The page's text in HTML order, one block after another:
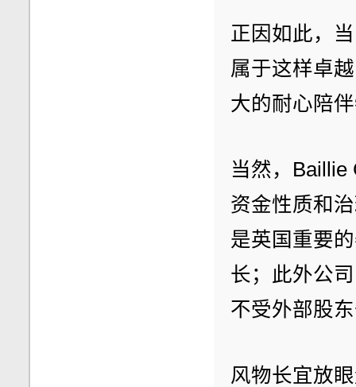
正因如此，
属于这样卓
大的耐心陪
当然，Baillie
资金性质和
是英国重要
长；此外公
不受外部股
风物长宜放